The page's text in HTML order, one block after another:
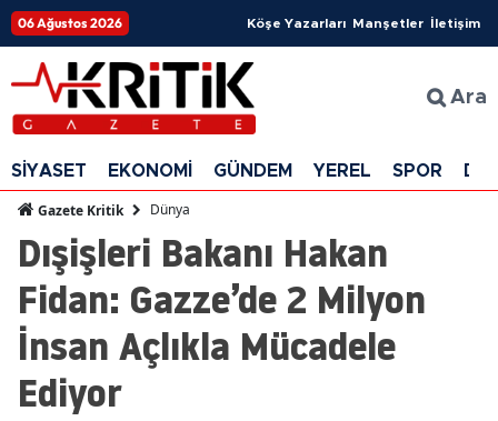
06 Ağustos 2026 Köşe Yazarları Manşetler İletişim
Ara
SİYASET EKONOMİ GÜNDEM YEREL SPOR
Gazete Kritik Dünya
Dışişleri Bakanı Hakan
Fidan: Gazze’de 2 Milyon
İnsan Açlıkla Mücadele
Ediyor